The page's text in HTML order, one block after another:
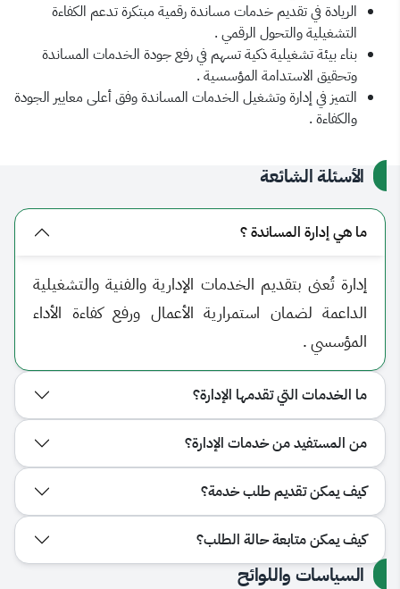
الريادة في تقديم خدمات مساندة رقمية مبتكرة تدعم الكفاءة
التشغيلية والتحول الرقمي .
بناء بيئة تشغيلية ذكية تسهم في رفع جودة الخدمات المساندة
وتحقيق الاستدامة المؤسسية .
التميز في إدارة وتشغيل الخدمات المساندة وفق أعلى معايير الجودة
والكفاءة .
الأسئلة الشائعة
ما هي إدارة المساندة ؟
إدارة تُعنى بتقديم الخدمات الإدارية والفنية والتشغيلية
الداعمة لضمان استمرارية الأعمال ورفع كفاءة الأداء
المؤسسي .
ما الخدمات التي تقدمها الإدارة؟
من المستفيد من خدمات الإدارة؟
كيف يمكن تقديم طلب خدمة؟
كيف يمكن متابعة حالة الطلب؟
السياسات واللوائح